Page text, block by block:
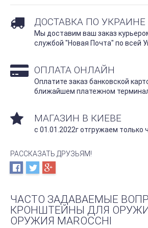
ДОСТАВКА ПО УКРАИНЕ
Мы доставим ваш заказ
службой "Новая Почта" по всей
ОПЛАТА ОНЛАЙН
Оплатите заказ банковской
ближайшем платежном
МАГАЗИН В КИЕВЕ
с 01.01.2022г отгружаем только
РАССКАЗАТЬ ДРУЗЬЯМ!
ЧАСТО ЗАДАВАЕМЫЕ
КРОНШТЕЙНЫ ДЛЯ
ОРУЖИЯ MAROCCHI